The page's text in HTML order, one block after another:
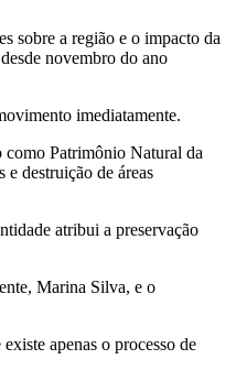
sobre a região e o impacto da
novembro do ano
imediatamente.
como Patrimônio Natural da
destruição de áreas
atribui a preservação
Marina Silva, e o
apenas o processo de